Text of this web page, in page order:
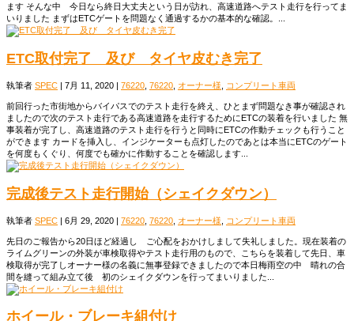
ます そんな中 今日なら終日大丈夫という日が訪れ、高速道路へテスト走行を行ってま
いりました まずはETCゲートを問題なく通過するかの基本的な確認。...
ETC取付完了 及び タイヤ皮むき完了
執筆者 SPEC | 7月 11, 2020 | 76220 76220 オーナー様 コンプリート車両
前回行った市街地からバイパスでのテスト走行を終え、ひとまず問題なき事が確認され
ましたので次のテスト走行である高速道路を走行するためにETCの装着を行いました 無
事装着が完了し、高速道路のテスト走行を行うと同時にETCの作動チェックも行うこと
ができます カードを挿入し、インジケーターも点灯したのであとは本当にETCのゲート
を何度もくぐり、何度でも確かに作動することを確認します...
完成後テスト走行開始（シェイクダウン）
執筆者 SPEC | 6月 29, 2020 | 76220 76220 オーナー様 コンプリート車両
先日のご報告から20日ほど経過し ご心配をおかけしまして失礼しました。現在装着の
ライムグリーンの外装が車検取得やテスト走行用のもので、こちらを装着して先日、車
検取得が完了しオーナー様の名義に無事登録できましたので本日梅雨空の中 晴れの合
間を縫って組み立て後 初のシェイクダウンを行ってまいりました...
ホイール・ブレーキ組付け